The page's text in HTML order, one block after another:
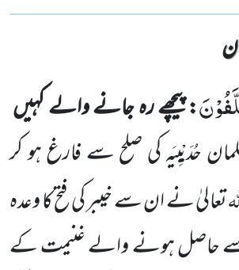
: پیچھے رہ جانے والے کہیں
حُدَیْبِیَہ کی صلح سے فارغ ہو کر
تعالیٰ نے ان سے خیبر کی فتح کا وعدہ
حاصل ہونے والے غنیمت کے